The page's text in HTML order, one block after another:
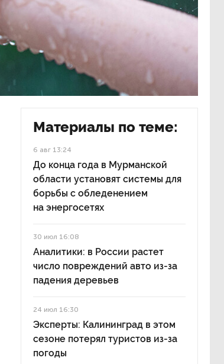
Материалы по теме:
6 авг 13:24
До конца года в Мурманской
области установят системы для
борьбы с обледенением
на энергосетях
30 июл 16:08
Аналитики: в России растет
число повреждений авто из-за
падения деревьев
24 июл 16:30
Эксперты: Калининград в этом
сезоне потерял туристов из-за
погоды